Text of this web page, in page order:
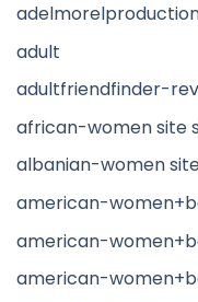
adult
adultfriendfinder-
african-women site
albanian-women
american-
american-
american-